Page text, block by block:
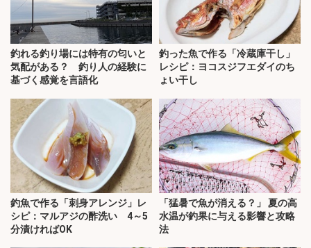
釣れる釣り場には特有の匂いと
気配がある？ 釣り人の経験に
基づく感覚を言語化
釣った魚で作る「冷蔵庫干し」
レシピ：ヨコスジフエダイのち
ょい干し
釣魚で作る「刺身アレンジ」レ
シピ：マルアジの酢洗い 4～5
分漬ければOK
「猛暑で魚が消える？」 夏の高
水温が釣果に与える影響と攻略
法